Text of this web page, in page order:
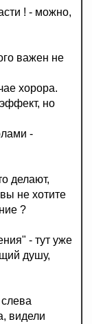
! - можно,
важен не
хорора.
но
-
делают,
не хотите
?
- тут уже
душу,
видели